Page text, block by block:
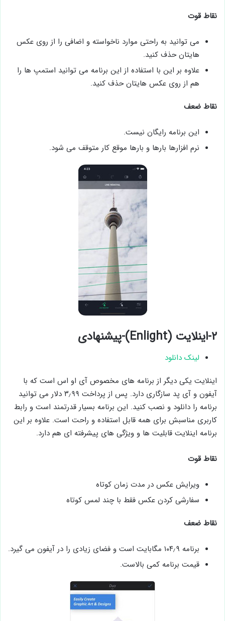
نقاط قوت
می توانید به راحتی موارد ناخواسته و اضافی را از روی عکس
هایتان حذف کنید.
علاوه بر این با استفاده از این برنامه می توانید استمپ ها را
هم از روی عکس هایتان حذف کنید.
نقاط ضعف
این برنامه رایگان نیست.
نرم افزارها بارها و بارها موقع کار متوقف می شود.
۲-اینلایت (Enlight)-پیشنهادی
لینک دانلود
اینلایت یکی دیگر از برنامه های مخصوص آی او اس است که با
آیفون و آی پد سازگاری دارد. پس از پرداخت ۳٫۹۹ دلار می توانید
برنامه را دانلود و نصب کنید. این برنامه بسیار قدرتمند است و رابط
کاربری مناسبش برای همه قابل استفاده و راحت است. علاوه بر این
برنامه اینلایت قابلیت ها و ویژگی های پیشرفته ای هم دارد.
نقاط قوت
ویرایش عکس در مدت زمان کوتاه
سفارشی کردن عکس فقط با چند لمس کوتاه
نقاط ضعف
برنامه ۱۰۴٫۹ مگابایت است و فضای زیادی را در آیفون می گیرد.
قیمت برنامه کمی بالاست.